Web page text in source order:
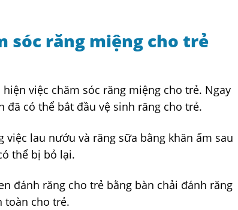
sóc răng miệng cho trẻ
việc chăm sóc răng miệng cho trẻ. Ngay
đã có thể bắt đầu vệ sinh răng cho trẻ.
lau nướu và răng sữa bằng khăn ấm sau
thể bị bỏ lại.
đánh răng cho trẻ bằng bàn chải đánh răng
toàn cho trẻ.